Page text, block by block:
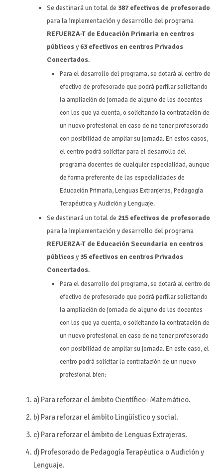
Se destinará un total de 387 efectivos de profesorado
para la implementación y desarrollo del programa
REFUERZA-T de Educación Primaria en centros
públicosy 63 efectivos en centros Privados
Concertados.
Para el desarrollo del programa, se dotará al centro de
efectivo de profesorado que podrá perfilar solicitando
la ampliación de jornada de alguno de los docentes
con los que ya cuenta, o solicitando la contratación de
un nuevo profesional en caso de no tener profesorado
con posibilidad de ampliar su jornada. En estos casos,
el centro podrá solicitar para el desarrollo del
programa docentes de cualquier especialidad, aunque
de forma preferente de las especialidades de
Educación Primaria, Lenguas Extranjeras, Pedagogía
Terapéutica y Audición y Lenguaje.
Se destinará un total de 215 efectivos de profesorado
para la implementación y desarrollo del programa
REFUERZA-T de Educación Secundaria en centros
públicosy 35 efectivos en centros Privados
Concertados.
Para el desarrollo del programa, se dotará al centro de
efectivo de profesorado que podrá perfilar solicitando
la ampliación de jornada de alguno de los docentes
con los que ya cuenta, o solicitando la contratación de
un nuevo profesional en caso de no tener profesorado
con posibilidad de ampliar su jornada. En este caso, el
centro podrá solicitar la contratación de un nuevo
profesional bien:
a) Para reforzar el ámbito Científico- Matemático.
b) Para reforzar el ámbito Lingüístico y social.
c) Para reforzar el ámbito de Lenguas Extrajeras.
d) Profesorado de Pedagogía Terapéutica o Audición y
Lenguaje.